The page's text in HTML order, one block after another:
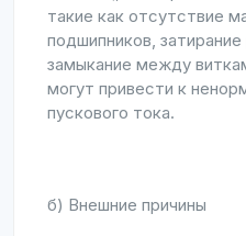
такие как отсутствие
подшипников,
замыкание между
могут привести к
пускового тока.
б) Внешние причины